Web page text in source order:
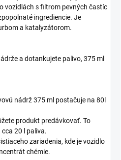
vozidlách s filtrom pevných častíc
ingrediencie. Je
a katalyzátorom.
a dotankujete palivo, 375 ml
nádrž 375 ml postačuje na 80l
produkt predávkovať. To
20 l paliva.
zariadenia, kde je vozidlo
chémie.